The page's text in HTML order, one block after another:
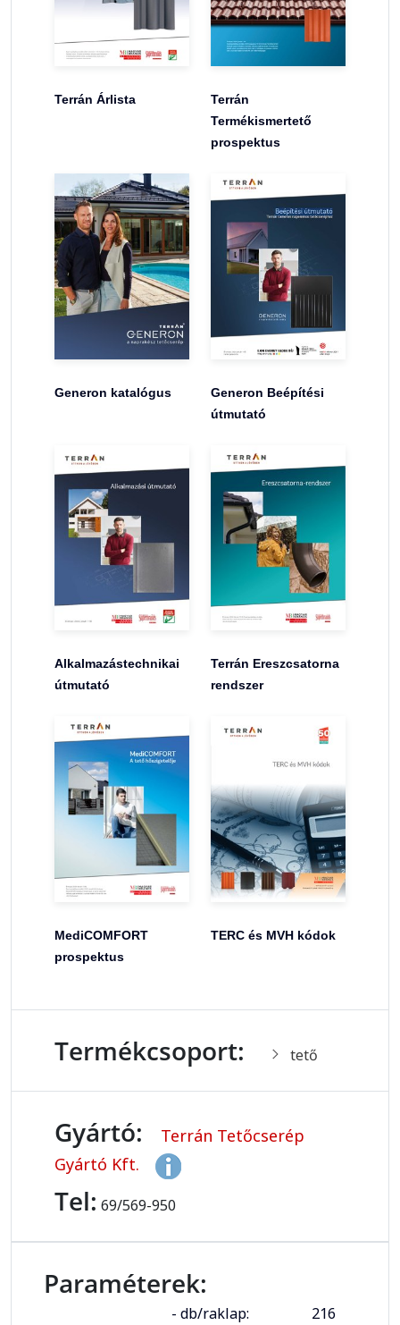
Terrán Árlista
Terrán
Termékismertető
prospektus
Generon katalógus
Generon Beépítési
útmutató
Alkalmazástechnikai
útmutató
Terrán Ereszcsatorna
rendszer
MediCOMFORT
prospektus
TERC és MVH kódok
Termékcsoport: tető
Gyártó:
Terrán Tetőcserép
Gyártó Kft.
Tel: 69/569-950
Paraméterek:
- db/raklap:
216